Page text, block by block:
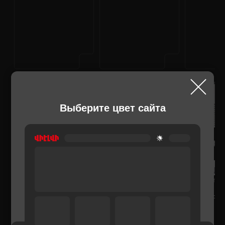
Выберите цвет сайта
BALLU BFH/